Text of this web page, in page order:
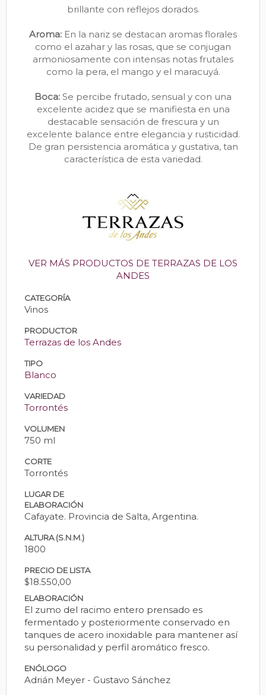
brillante con reflejos dorados.
Aroma: En la nariz se destacan aromas florales
como el azahar y las rosas, que se conjugan
armoniosamente con intensas notas frutales
como la pera, el mango y el maracuyá.
Boca: Se percibe frutado, sensual y con una
excelente acidez que se manifiesta en una
destacable sensación de frescura y un
excelente balance entre elegancia y rusticidad.
De gran persistencia aromática y gustativa, tan
característica de esta variedad.
VER MÁS PRODUCTOS DE TERRAZAS DE LOS
ANDES
CATEGORÍA
Vinos
PRODUCTOR
Terrazas de los Andes
TIPO
Blanco
VARIEDAD
Torrontés
VOLUMEN
750 ml
CORTE
Torrontés
LUGAR DE
ELABORACIÓN
Cafayate. Provincia de Salta, Argentina.
ALTURA (S.N.M.)
1800
PRECIO DE LISTA
$18.550,00
ELABORACIÓN
El zumo del racimo entero prensado es
fermentado y posteriormente conservado en
tanques de acero inoxidable para mantener así
su personalidad y perfil aromático fresco.
ENÓLOGO
Adrián Meyer - Gustavo Sánchez